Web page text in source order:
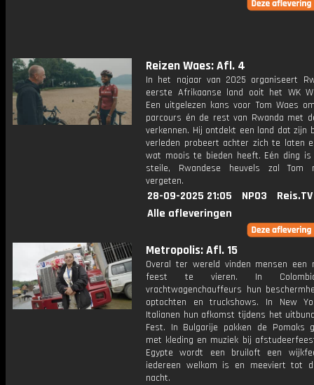
Reizen Waes: Afl. 4
In het najaar van 2025 organiseert
eerste Afrikaanse land ooit het WK
Een uitgelezen kans voor Tom Waes
parcours én de rest van Rwanda met
verkennen. Hij ontdekt een land dat zijn
verleden probeert achter zich te laten
wat moois te bieden heeft. Eén ding is
steile, Rwandese heuvels zal Tom
vergeten.
28-09-2025 21:05 NPO3
Reis.TV
Alle afleveringen
Metropolis: Afl. 15
Overal ter wereld vinden mensen een
feest te vieren. In
vrachtwagenchauffeurs hun
optochten en truckshows. In New
Italianen hun afkomst tijdens het
Fest. In Bulgarije pakken de Pomaks
met kleding en muziek bij
Egypte wordt een bruiloft een
iedereen welkom is en meeviert tot
nacht.